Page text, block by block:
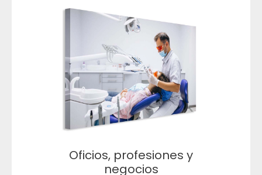
Oficios, profesiones y
negocios